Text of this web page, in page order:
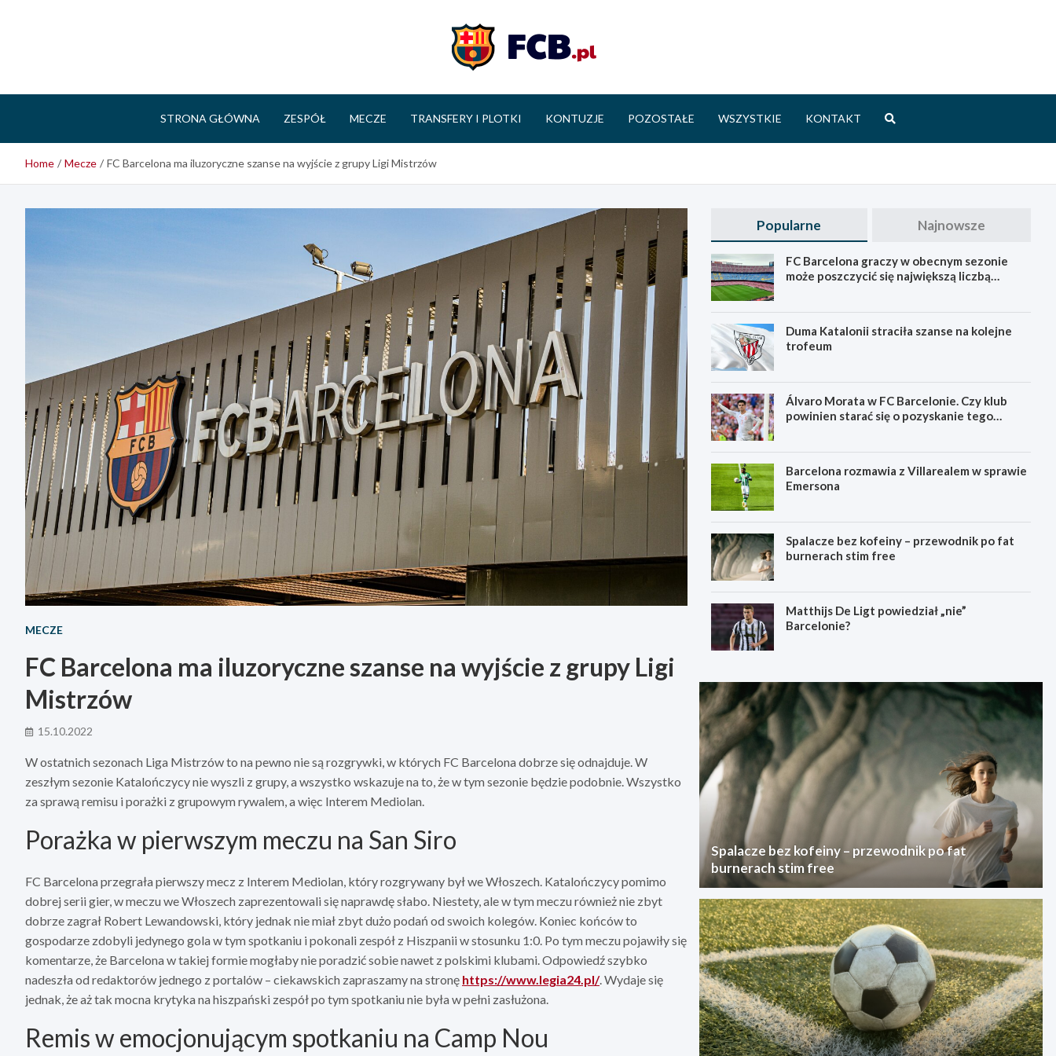
STRONA GŁÓWNA ZESPÓŁ MECZE TRANSFERY I PLOTKI KONTUZJE POZOSTAŁE WSZYSTKIE KONTAKT
Home Mecze FC Barcelona ma iluzoryczne szanse na wyjście z grupy Ligi Mistrzów
MECZE
FC Barcelona ma iluzoryczne szanse na wyjście z grupy Ligi
Mistrzów
15.10.2022
W ostatnich sezonach Liga Mistrzów to na pewno nie są rozgrywki, w których FC Barcelona dobrze się odnajduje. W
zeszłym sezonie Katalończycy nie wyszli z grupy, a wszystko wskazuje na to, że w tym sezonie będzie podobnie. Wszystko
za sprawą remisu i porażki z grupowym rywalem, a więc Interem Mediolan.
Porażka w pierwszym meczu na San Siro
FC Barcelona przegrała pierwszy mecz z Interem Mediolan, który rozgrywany był we Włoszech. Katalończycy pomimo
dobrej serii gier, w meczu we Włoszech zaprezentowali się naprawdę słabo. Niestety, ale w tym meczu również nie zbyt
dobrze zagrał Robert Lewandowski, który jednak nie miał zbyt dużo podań od swoich kolegów. Koniec końców to
gospodarze zdobyli jedynego gola w tym spotkaniu i pokonali zespół z Hiszpanii w stosunku 1:0. Po tym meczu pojawiły się
komentarze, że Barcelona w takiej formie mogłaby nie poradzić sobie nawet z polskimi klubami. Odpowiedź szybko
nadeszła od redaktorów jednego z portalów – ciekawskich zapraszamy na stronę https://www.legia24.pl/. Wydaje się
jednak, że aż tak mocna krytyka na hiszpański zespół po tym spotkaniu nie była w pełni zasłużona.
Remis w emocjonującym spotkaniu na Camp Nou
Popularne Najnowsze
FC Barcelona graczy w obecnym sezonie
może poszczycić się największą liczbą
Duma Katalonii straciła szanse na kolejne
trofeum
Álvaro Morata w FC Barcelonie. Czy klub
powinien starać się o pozyskanie tego
Barcelona rozmawia z Villarealem w sprawie
Emersona
Spalacze bez kofeiny – przewodnik po fat
burnerach stim free
Matthijs De Ligt powiedział „nie”
Barcelonie?
Spalacze bez kofeiny – przewodnik po fat
burnerach stim free